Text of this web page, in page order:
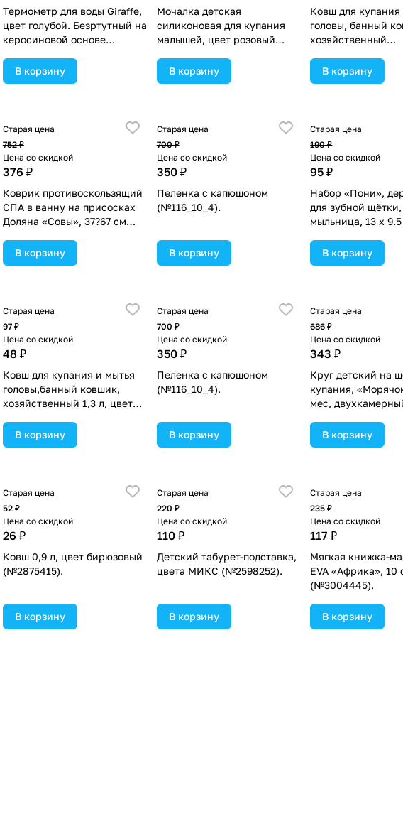
Термометр для воды Giraffe,
цвет голубой. Безртутный на
керосиновой основе
В корзину
Мочалка детская
силиконовая для купания
малышей, цвет розовый
В корзину
Ковш для купания
головы, банный
хозяйственный
МИКС (№4350277).
В корзину
Старая цена
752 ₽
Цена со скидкой
376 ₽
Коврик противоскользящий
СПА в ванну на присосках
Доляна «Совы», 37?67 см
В корзину
Старая цена
700 ₽
Цена со скидкой
350 ₽
Пеленка с капюшоном
(№116_10_4).
В корзину
Старая цена
190 ₽
Цена со скидкой
95 ₽
Набор «Пони»,
для зубной
мыльница, 13 х
В корзину
Старая цена
97 ₽
Цена со скидкой
48 ₽
Ковш для купания и мытья
головы,банный ковшик,
хозяйственный 1,3 л, цвет
В корзину
Старая цена
700 ₽
Цена со скидкой
350 ₽
Пеленка с капюшоном
(№116_10_4).
В корзину
Старая цена
686 ₽
Цена со скидкой
343 ₽
Круг детский на
купания,
мес,
В корзину
Старая цена
52 ₽
Цена со скидкой
26 ₽
Ковш 0,9 л, цвет бирюзовый
(№2875415).
В корзину
Старая цена
220 ₽
Цена со скидкой
110 ₽
Детский табурет-подставка,
цвета МИКС (№2598252).
В корзину
Старая цена
235 ₽
Цена со скидкой
117 ₽
Мягкая книжка-
EVA «Африка», 10
(№3004445).
В корзину